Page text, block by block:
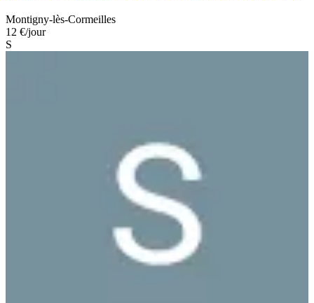
Montigny-lès-Cormeilles
12 €/jour
S